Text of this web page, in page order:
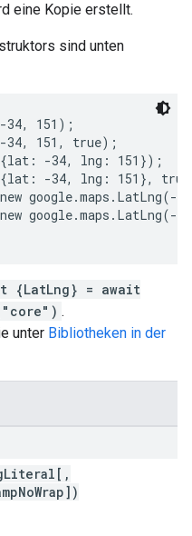
eine Kopie erstellt.
sind unten
34, 151);
34, 151, true);
-34, lng: 151});
-34, lng: 151},
google.maps.LatLng(-
{LatLng} = await
.
unter Bibliotheken in der